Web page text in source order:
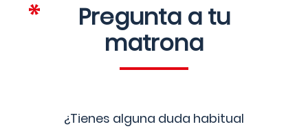
Pregunta a tu
matrona
¿Tienes alguna duda habitual